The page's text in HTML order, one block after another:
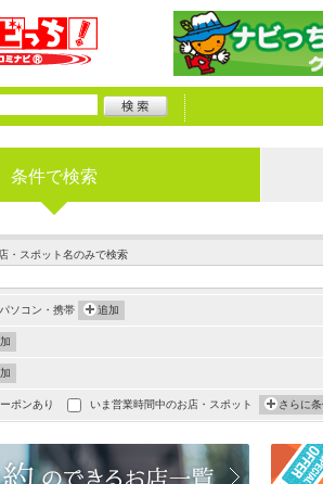
条件で検索
・スポット名のみで検索
ソコン・携帯 追加
ポンあり いま営業時間中のお店・スポット さらに